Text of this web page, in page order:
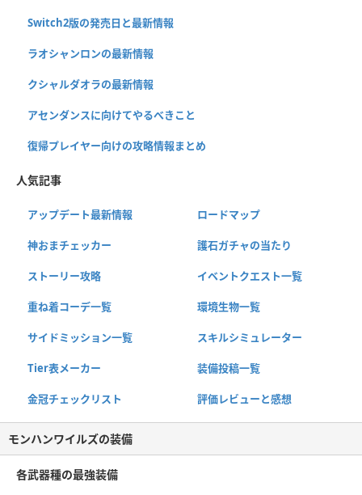
Switch2版の発売日と最新情報
ラオシャンロンの最新情報
クシャルダオラの最新情報
アセンダンスに向けてやるべきこと
復帰プレイヤー向けの攻略情報まとめ
人気記事
アップデート最新情報 ロードマップ
神おまチェッカー 護石ガチャの当たり
ストーリー攻略 イベントクエスト一覧
重ね着コーデ一覧 環境生物一覧
サイドミッション一覧 スキルシミュレーター
Tier表メーカー 装備投稿一覧
金冠チェックリスト 評価レビューと感想
モンハンワイルズの装備
各武器種の最強装備